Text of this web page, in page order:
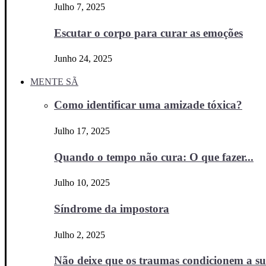
Julho 7, 2025
Escutar o corpo para curar as emoções
Junho 24, 2025
MENTE SÃ
Como identificar uma amizade tóxica?
Julho 17, 2025
Quando o tempo não cura: O que fazer...
Julho 10, 2025
Síndrome da impostora
Julho 2, 2025
Não deixe que os traumas condicionem a